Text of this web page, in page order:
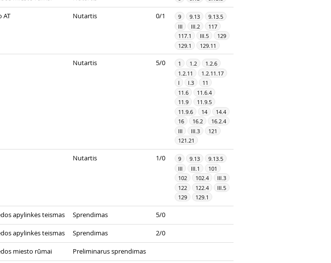
AT Nutartis 0/1 9 9.13
9.13.5
III
III.2
117
117.1
III.5
129
129.1
129.11
Nutartis 5/0 1 1.2
1.2.6
1.2.11
1.2.11.17
I
I.3
11
11.6
11.6.4
11.9
11.9.5
11.9.6
14
14.4
16
16.2
16.2.4
III
III.3
121
121.21
Nutartis 1/0 9 9.13
9.13.5
III
III.1
101
102
102.4
III.3
122
122.4
III.5
129
129.1
apylinkės teismas Sprendimas 5/0
apylinkės teismas Sprendimas 2/0
miesto rūmai Preliminarus sprendimas